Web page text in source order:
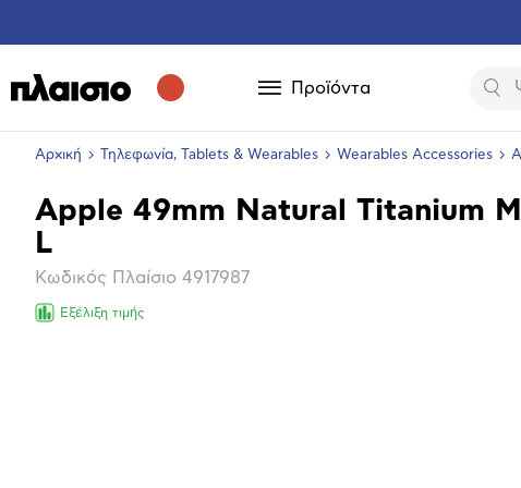
Προϊόντα
Αρχική Τηλεφωνία, Tablets & Wearables Wearables Accessories
Βασικά
χαρακτηριστικά
Apple 49mm Natural Titanium
L
Κωδικός Πλαίσιο 4917987
Εξέλιξη τιμής